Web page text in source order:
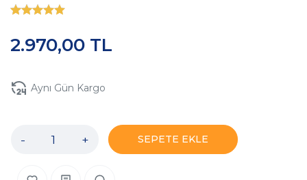
2.970,00 TL
Aynı Gün Kargo
- + SEPETE EKLE